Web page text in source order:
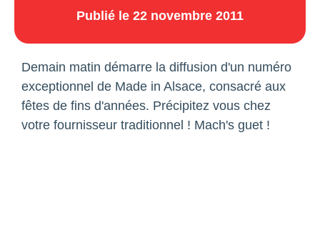
Publié le 22 novembre 2011
Demain matin démarre la diffusion d'un numéro
exceptionnel de Made in Alsace, consacré aux
fêtes de fins d'années. Précipitez vous chez
votre fournisseur traditionnel ! Mach's guet !